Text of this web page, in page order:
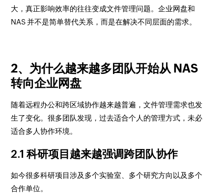
大，真正影响效率的往往变成文件管理问题。企业网盘和
NAS 并不是简单替代关系，而是在解决不同层面的需求。
2、为什么越来越多团队开始从 NAS
转向企业网盘
随着远程办公和跨区域协作越来越普遍，文件管理需求也发
生了变化。很多团队发现，过去适合个人的管理方式，未必
适合多人协作环境。
2.1 科研项目越来越强调跨团队协作
如今很多科研项目涉及多个实验室、多个研究方向以及多个
合作单位。